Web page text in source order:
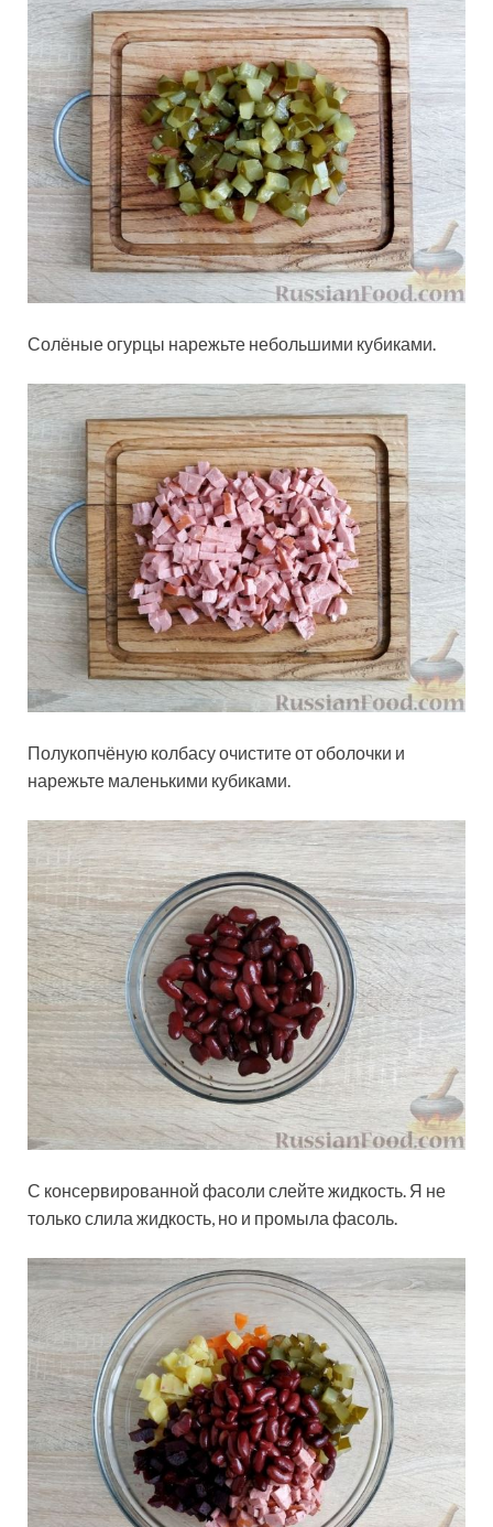
Солёные огурцы нарежьте небольшими кубиками.
Полукопчёную колбасу очистите от оболочки и
нарежьте маленькими кубиками.
С консервированной фасоли слейте жидкость. Я не
только слила жидкость, но и промыла фасоль.